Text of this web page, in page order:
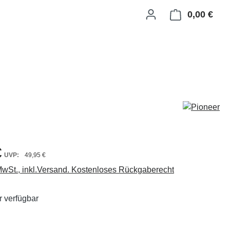
0,00 €
49,95 €
inkl.Versand. Kostenloses Rückgaberecht
verfügbar